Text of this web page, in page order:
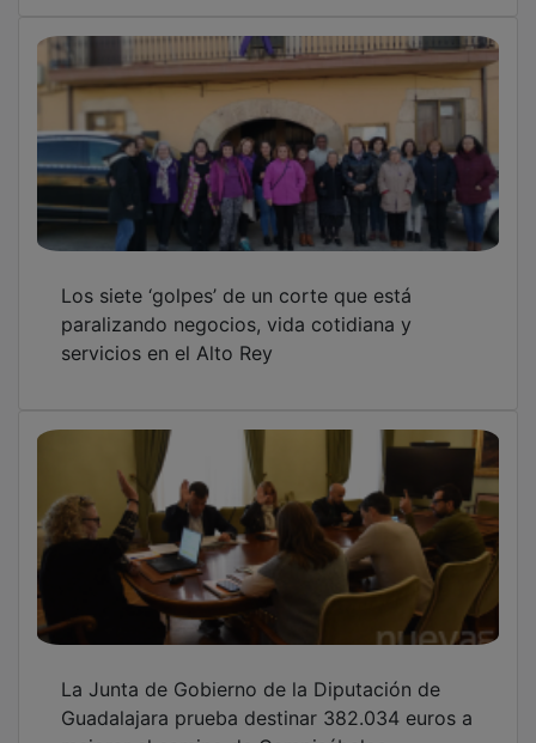
paralizando negocios, vida cotidiana y
servicios en el Alto Rey
Guadalajara prueba destinar 382.034 euros a
mejorar el camino de Campisábalos